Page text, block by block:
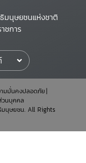
มนุษยชนแห่งชาติ
ชการ
ามมั่นคงปลอดภัย
วนบุคคล
นุษยชน. All Rights